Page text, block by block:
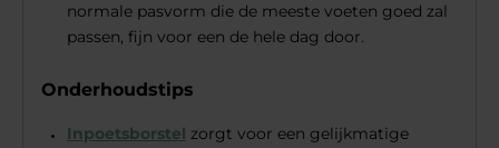
normale pasvorm die de meeste voeten goed zal
passen, fijn voor een de hele dag door.
Onderhoudstips
Inpoetsborstel zorgt voor een gelijkmatige